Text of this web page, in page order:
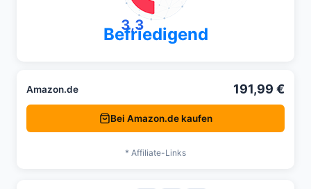
3,3
Befriedigend
Amazon.de 191,99 €
Bei Amazon.de kaufen
* Affiliate-Links